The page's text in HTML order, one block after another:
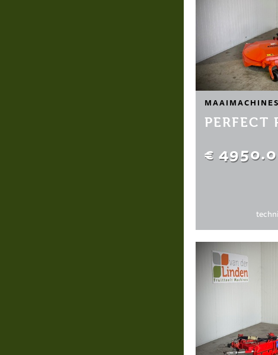
MAAIMACHINES
PERFECT
€